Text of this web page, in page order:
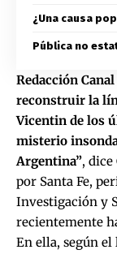
¿Una causa
Pública no
Redacción
reconstruir la
Vicentin de los
misterio
Argentina”,
por Santa Fe,
Investigación y
recientemente
En ella, según